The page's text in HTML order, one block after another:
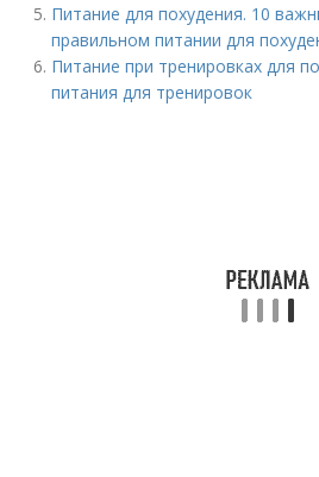
Питание для похудения. 10
правильном питании для
Питание при тренировках для
питания для тренировок